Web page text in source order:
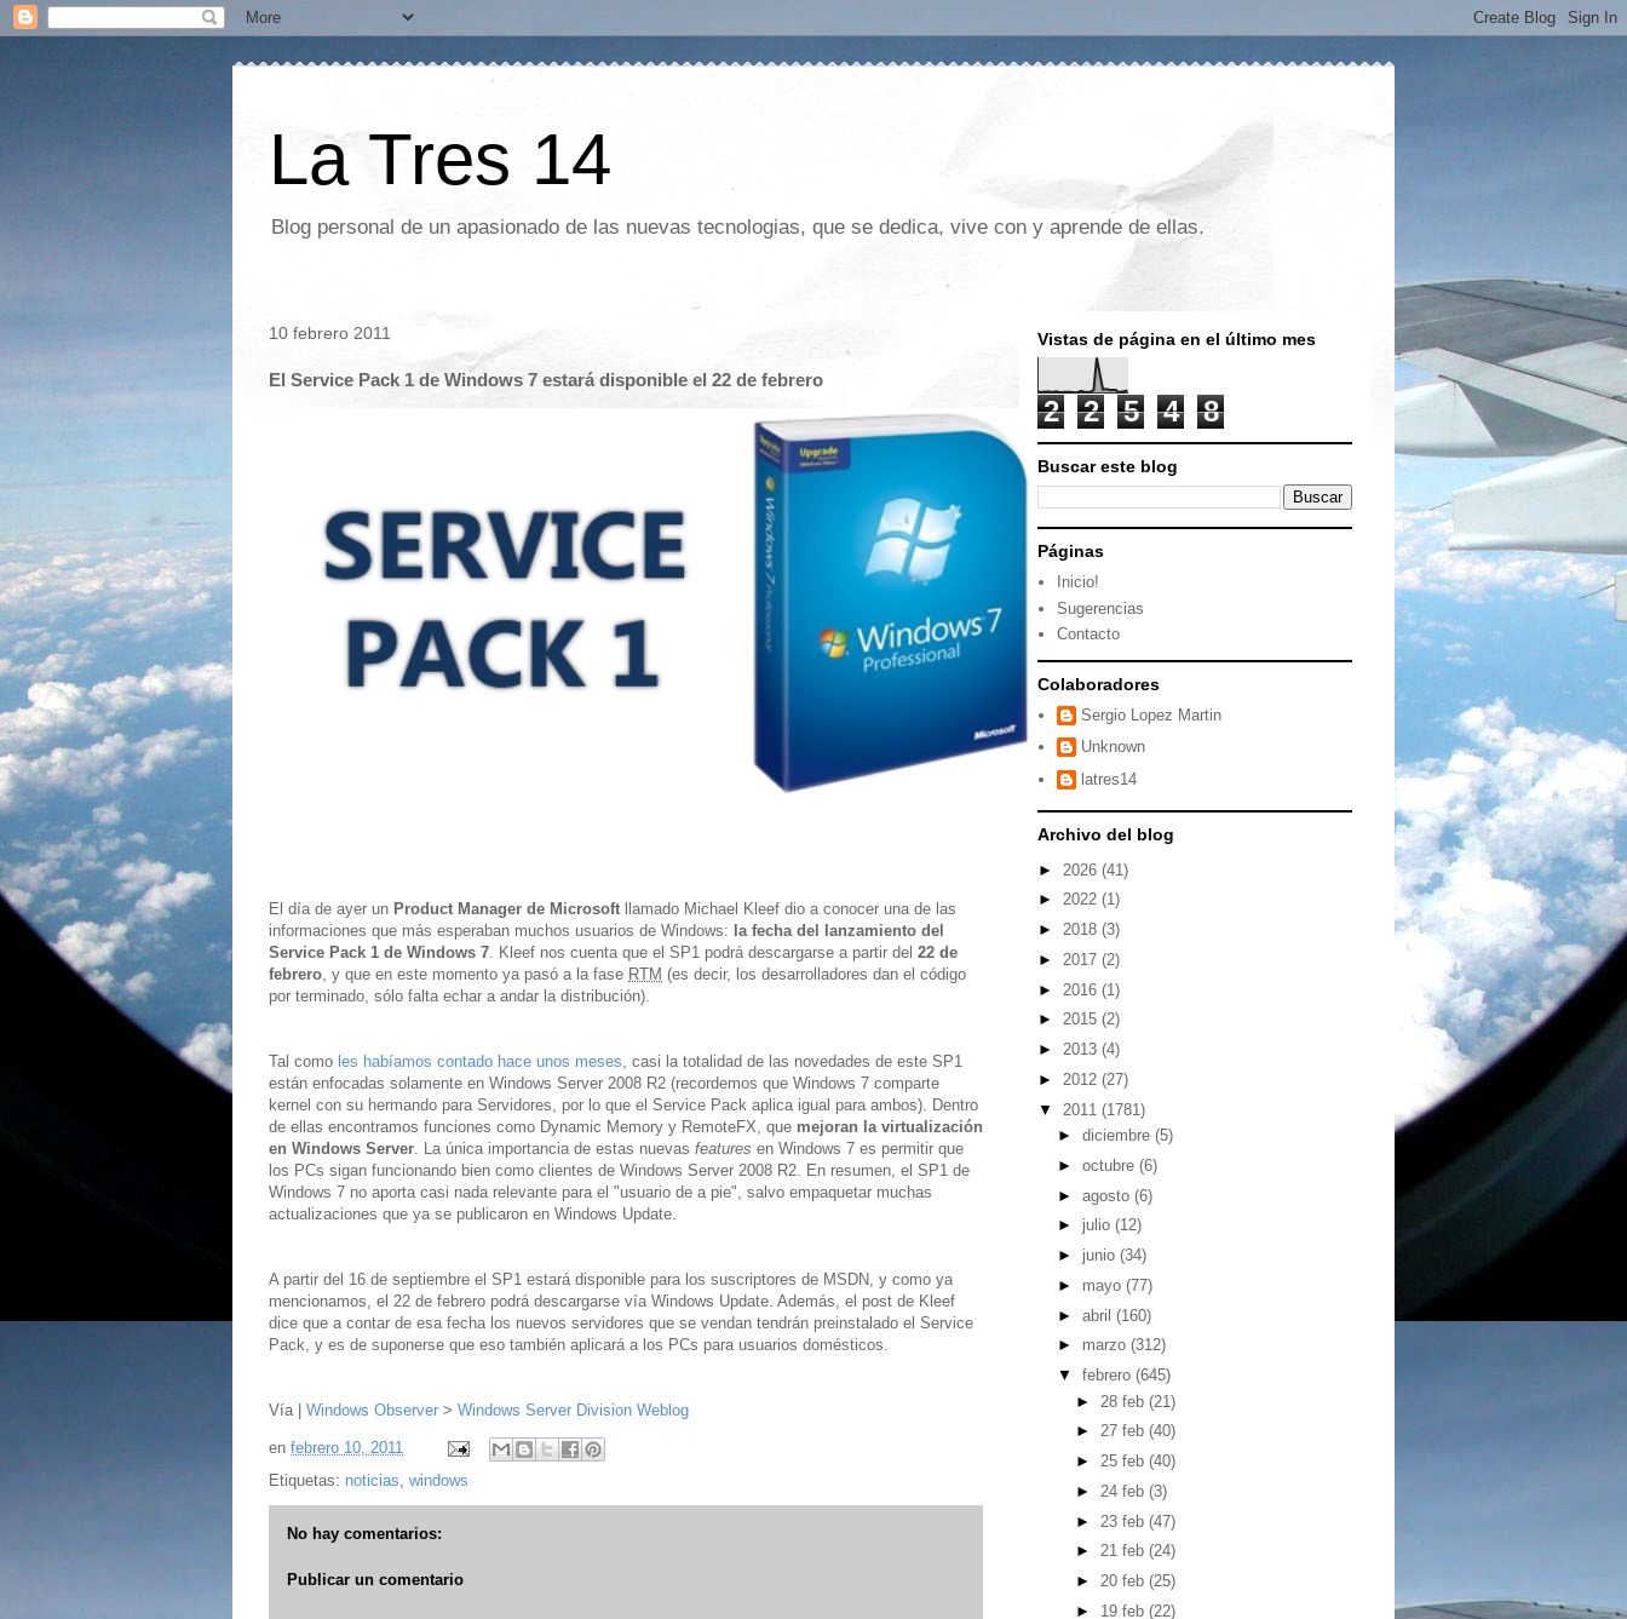
La Tres 14
Blog personal de un apasionado de las nuevas tecnologias, que se dedica, vive con y aprende de ellas.
10 febrero 2011
El Service Pack 1 de Windows 7 estará disponible el 22 de febrero
El día de ayer un Product Manager de Microsoft llamado Michael Kleef dio a conocer una de las
informaciones que más esperaban muchos usuarios de Windows: la fecha del lanzamiento del
Service Pack 1 de Windows 7. Kleef nos cuenta que el SP1 podrá descargarse a partir del 22 de
febrero, y que en este momento ya pasó a la fase RTM (es decir, los desarrolladores dan el código
por terminado, sólo falta echar a andar la distribución).
Tal como les habíamos contado hace unos meses, casi la totalidad de las novedades de este SP1
están enfocadas solamente en Windows Server 2008 R2 (recordemos que Windows 7 comparte
kernel con su hermando para Servidores, por lo que el Service Pack aplica igual para ambos). Dentro
de ellas encontramos funciones como Dynamic Memory y RemoteFX, que mejoran la virtualización
en Windows Server. La única importancia de estas nuevas features en Windows 7 es permitir que
los PCs sigan funcionando bien como clientes de Windows Server 2008 R2. En resumen, el SP1 de
Windows 7 no aporta casi nada relevante para el "usuario de a pie", salvo empaquetar muchas
actualizaciones que ya se publicaron en Windows Update.
A partir del 16 de septiembre el SP1 estará disponible para los suscriptores de MSDN, y como ya
mencionamos, el 22 de febrero podrá descargarse vía Windows Update. Además, el post de Kleef
dice que a contar de esa fecha los nuevos servidores que se vendan tendrán preinstalado el Service
Pack, y es de suponerse que eso también aplicará a los PCs para usuarios domésticos.
Vía | Windows Observer > Windows Server Division Weblog
en febrero 10, 2011
Etiquetas: noticias, windows
No hay comentarios:
Publicar un comentario
Vistas de página en el último mes
2 2 5 4 8
Buscar este blog
Páginas
Inicio!
Sugerencias
Contacto
Colaboradores
Sergio Lopez Martin
Unknown
latres14
Archivo del blog
► 2026 (41)
► 2022 (1)
► 2018 (3)
► 2017 (2)
► 2016 (1)
► 2015 (2)
► 2013 (4)
► 2012 (27)
▼ 2011 (1781)
► diciembre (5)
► octubre (6)
► agosto (6)
► julio (12)
► junio (34)
► mayo (77)
► abril (160)
► marzo (312)
▼ febrero (645)
► 28 feb(21)
►27 feb(40)
►25 feb(40)
► 24 feb(3)
► 23 feb(47)
►21 feb(24)
►20 feb(25)
► 19 feb(22)